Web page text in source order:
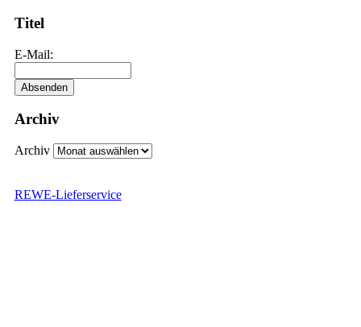
Titel
E-Mail:
Archiv
Archiv
REWE-Lieferservice